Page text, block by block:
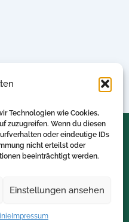
Technologien wie Cookies,
zuzugreifen. Wenn du diesen
oder eindeutige IDs
nicht erteilst oder
beeinträchtigt werden.
Einstellungen ansehen
Impressum